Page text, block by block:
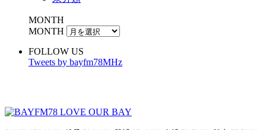
MONTH
MONTH
FOLLOW US
Tweets by bayfm78MHz